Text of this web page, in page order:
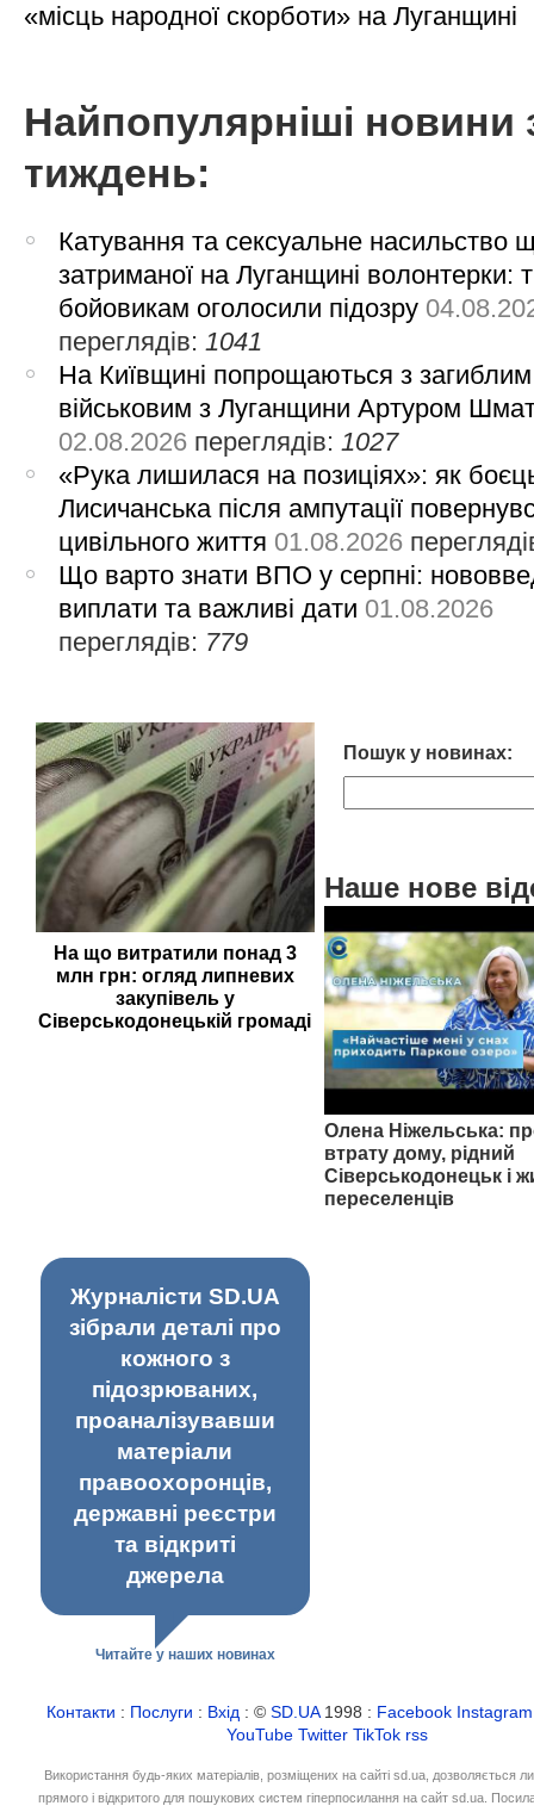
«місць народної скорботи» на Луганщині
Найпопулярніші новини
тиждень:
Катування та сексуальне насильство
затриманої на Луганщині волонтерки:
бойовикам оголосили підозру
переглядів:1041
На Київщині попрощаються з загиблим
військовим з Луганщини Артуром
02.08.2026 переглядів:1027
«Рука лишилася на позиціях»: як
Лисичанська після ампутації
цивільного життя 01.08.2026
Що варто знати ВПО у серпні:
виплати та важливі дати 01.08.2026
переглядів: 779
На що витратили понад 3
млн грн: огляд липневих
закупівель у
Сіверськодонецькій громаді
Пошук у новинах:
Наше нове
Олена Ніжельська:
втрату дому, рідний
Сіверськодонецьк і
переселенців
Журналісти SD.UA
зібрали деталі про
кожного з
підозрюваних,
проаналізувавши
матеріали
правоохоронців,
державні реєстри
та відкриті
джерела
Читайте у наших новинах
Контакти : Послуги : Вхід : ©SD.UA1998 : Facebook Instagram
YouTube Twitter TikTok rss
Використання будь-яких матеріалів, розміщених на сайті sd.ua, дозволяється
прямого і відкритого для пошукових систем гіперпосилання на сайт sd.ua.